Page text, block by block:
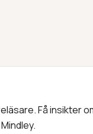
Få insikter